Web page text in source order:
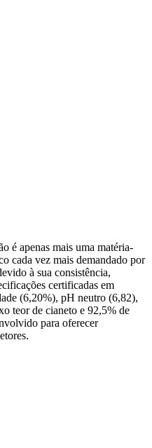
é apenas mais uma matéria-
cada vez mais demandado por
à sua consistência,
certificadas em
(6,20%), pH neutro (6,82),
teor de cianeto e 92,5% de
para oferecer